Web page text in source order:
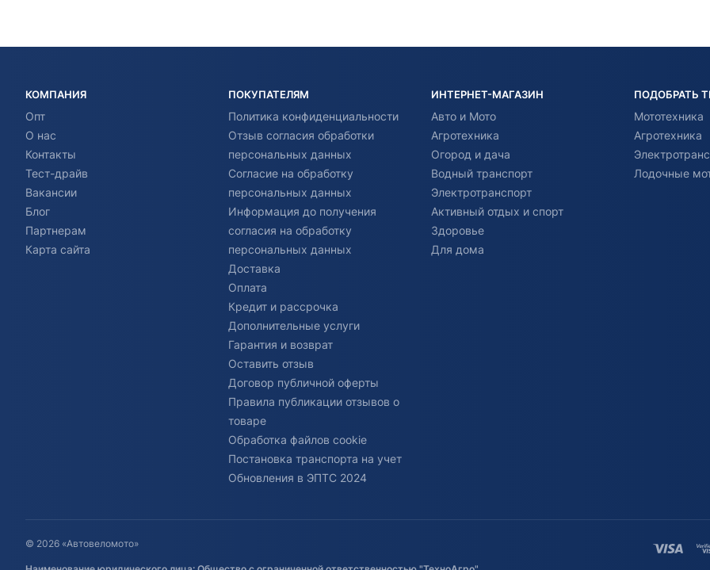
КОМПАНИЯ
Опт
О нас
Контакты
Тест-драйв
Вакансии
Блог
Партнерам
Карта сайта
ПОКУПАТЕЛЯМ
Политика конфиденциальности
Отзыв согласия обработки
персональных данных
Согласие на обработку
персональных данных
Информация до получения
согласия на обработку
персональных данных
Доставка
Оплата
Кредит и рассрочка
Дополнительные услуги
Гарантия и возврат
Оставить отзыв
Договор публичной оферты
Правила публикации отзывов о
товаре
Обработка файлов cookie
Постановка транспорта на учет
Обновления в ЭПТС 2024
ИНТЕРНЕТ-МАГАЗИН
Авто и Мото
Агротехника
Огород и дача
Водный транспорт
Электротранспорт
Активный отдых и спорт
Здоровье
Для дома
ПОДОБРАТЬ
Мототехника
Агротехника
Лодочные
© 2026 «Автовеломото»